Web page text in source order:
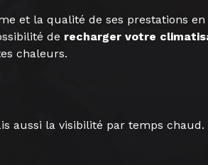
et la qualité de ses prestations
de recharger votre
chaleurs.
aussi la visibilité par temps